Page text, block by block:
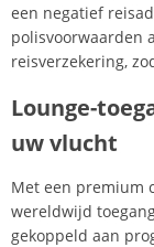
een negatief
polisvoorwaarden
reisverzekering,
Lounge-
uw vlucht
Met een premium
wereldwijd
gekoppeld aan